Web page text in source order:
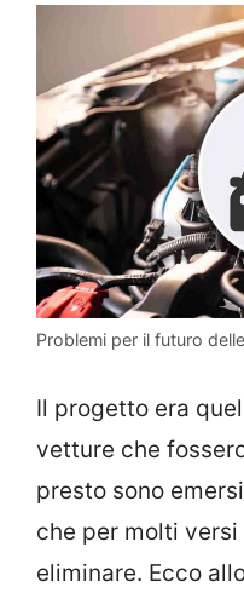
Problemi per il futuro
Il progetto era
vetture che
presto sono
che per molti
eliminare. Ecco